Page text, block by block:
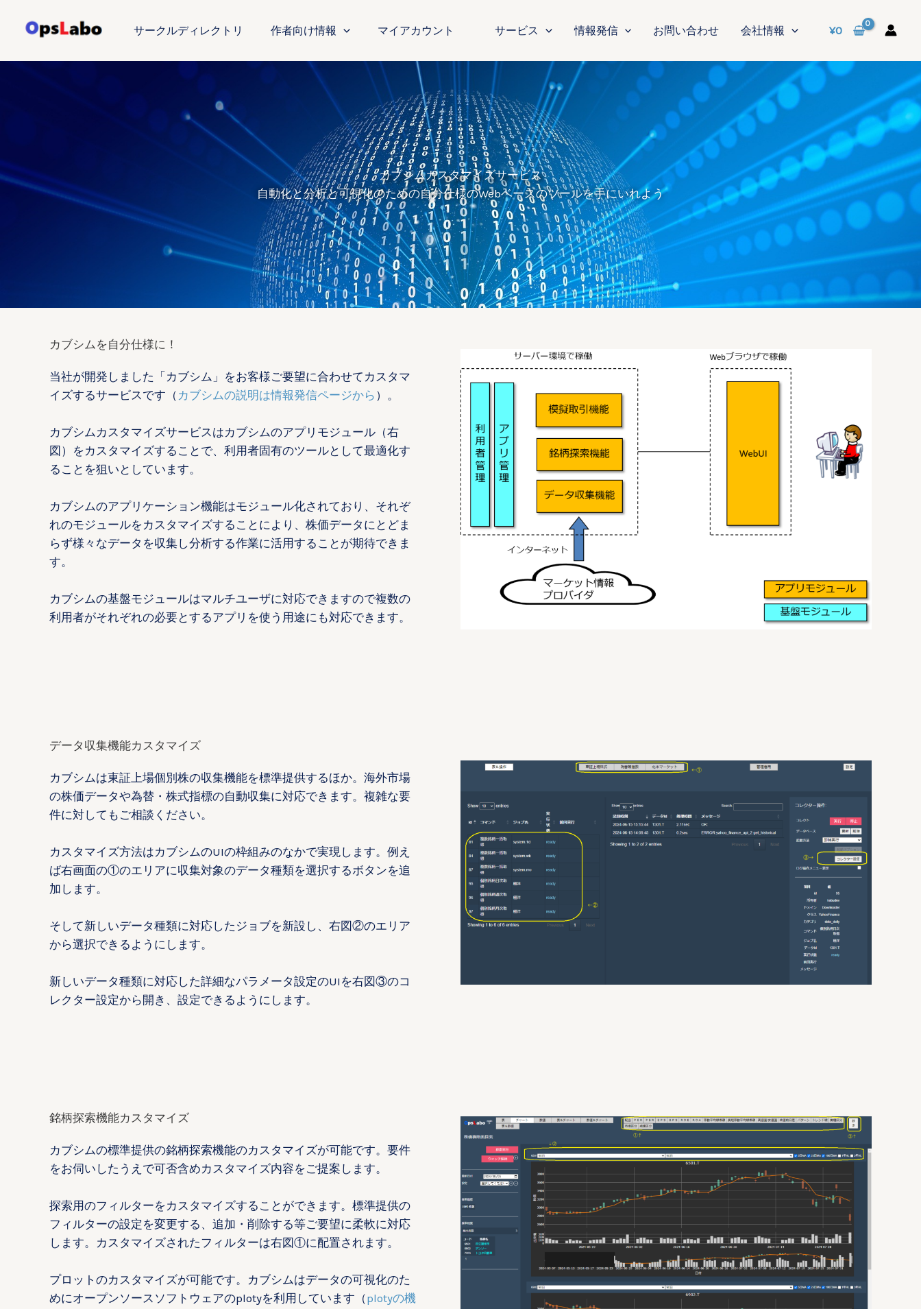
ス
サークルディレクトリ 作者向け情報 マイアカウント サービス 情報発信 お問い合わせ 会社情報 ¥0
カブシムカスタマイズサービス
自動化と分析と可視化のための自分仕様のWebベースのツールを手にいれよう
カブシムを自分仕様に！
当社が開発しました「カブシム」をお客様ご要望に合わせてカスタマ
イズするサービスです（ カブシムの説明は情報発信ページから ）。
カブシムカスタマイズサービスはカブシムのアプリモジュール（右
図）をカスタマイズすることで、利用者固有のツールとして最適化す
ることを狙いとしています。
カブシムのアプリケーション機能はモジュール化されており、それぞ
れのモジュールをカスタマイズすることにより、株価データにとどま
らず様々なデータを収集し分析する作業に活用することが期待できま
す。
カブシムの基盤モジュールはマルチユーザに対応できますので複数の
利用者がそれぞれの必要とするアプリを使う用途にも対応できます。
データ収集機能カスタマイズ
カブシムは東証上場個別株の収集機能を標準提供するほか。海外市場
の株価データや為替・株式指標の自動収集に対応できます。複雑な要
件に対してもご相談ください。
カスタマイズ方法はカブシムのUIの枠組みのなかで実現します。例え
ば右画面の①のエリアに収集対象のデータ種類を選択するボタンを追
加します。
そして新しいデータ種類に対応したジョブを新設し、右図②のエリア
から選択できるようにします。
新しいデータ種類に対応した詳細なパラメータ設定のUIを右図③のコ
レクター設定から開き、設定できるようにします。
銘柄探索機能カスタマイズ
カブシムの標準提供の銘柄探索機能のカスタマイズが可能です。要件
をお伺いしたうえで可否含めカスタマイズ内容をご提案します。
探索用のフィルターをカスタマイズすることができます。標準提供の
フィルターの設定を変更する、追加・削除する等ご要望に柔軟に対応
します。カスタマイズされたフィルターは右図①に配置されます。
プロットのカスタマイズが可能です。カブシムはデータの可視化のた
めにオープンソースソフトウェアのplotyを利用しています（plotyの機